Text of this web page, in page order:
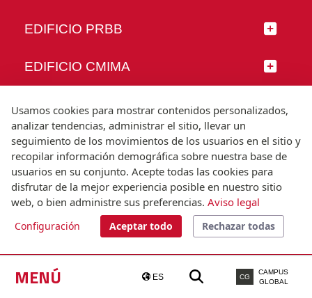
MENÚ ES CG
CAMPUS
GLOBAL
EDIFICIO PRBB
EDIFICIO CMIMA
SÍGUENOS
© Universitat Pompeu Fabra
Barcelona
T.(+34) 93 542 20 00
Usamos cookies para mostrar contenidos personalizados,
analizar tendencias, administrar el sitio, llevar un
seguimiento de los movimientos de los usuarios en el sitio y
recopilar información demográfica sobre nuestra base de
usuarios en su conjunto. Acepte todas las cookies para
disfrutar de la mejor experiencia posible en nuestro sitio
web, o bien administre sus preferencias. Aviso legal
Configuración Aceptar todo Rechazar todas